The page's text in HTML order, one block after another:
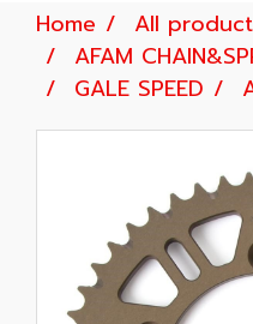
Home All
AFAM
GALE SPEED